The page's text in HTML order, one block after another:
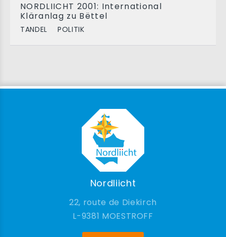
NORDLIICHT 2001: International
Kläranlag zu Bëttel
TANDEL POLITIK
Nordliicht
22, route de Diekirch
9381 MOESTROFF